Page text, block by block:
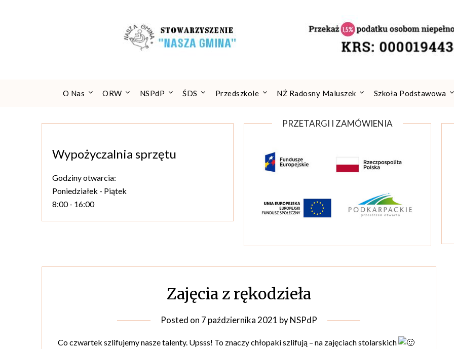
O Nas ORW NSPdP ŚDS Przedszkole NŻ Radosny Maluszek Szkoła Podstawowa
Wypożyczalnia sprzętu
Godziny otwarcia:
Poniedziałek - Piątek
8:00 - 16:00
PRZETARGI I ZAMÓWIENIA
Zajęcia z rękodzieła
Posted on 7 października 2021 byNSPdP
Co czwartek szlifujemy nasze talenty. Upsss! To znaczy chłopaki szlifują – na zajęciach stolarskich